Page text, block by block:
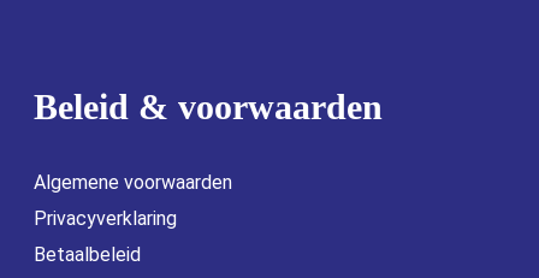
Beleid & voorwaarden
Algemene voorwaarden
Privacyverklaring
Betaalbeleid